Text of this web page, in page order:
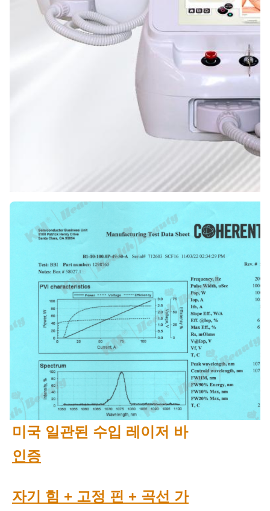
미국 일관된 수입 레이저 바
인증
자기 힘 + 고정 핀 + 곡선 가